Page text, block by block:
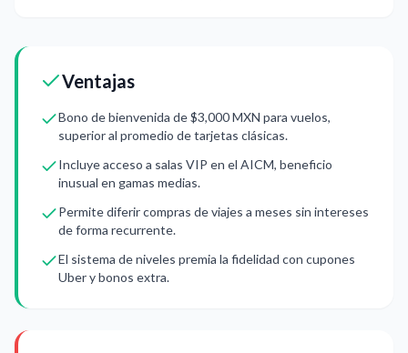
Ventajas
Bono de bienvenida de $3,000 MXN para vuelos,
superior al promedio de tarjetas clásicas.
Incluye acceso a salas VIP en el AICM, beneficio
inusual en gamas medias.
Permite diferir compras de viajes a meses sin intereses
de forma recurrente.
El sistema de niveles premia la fidelidad con cupones
Uber y bonos extra.